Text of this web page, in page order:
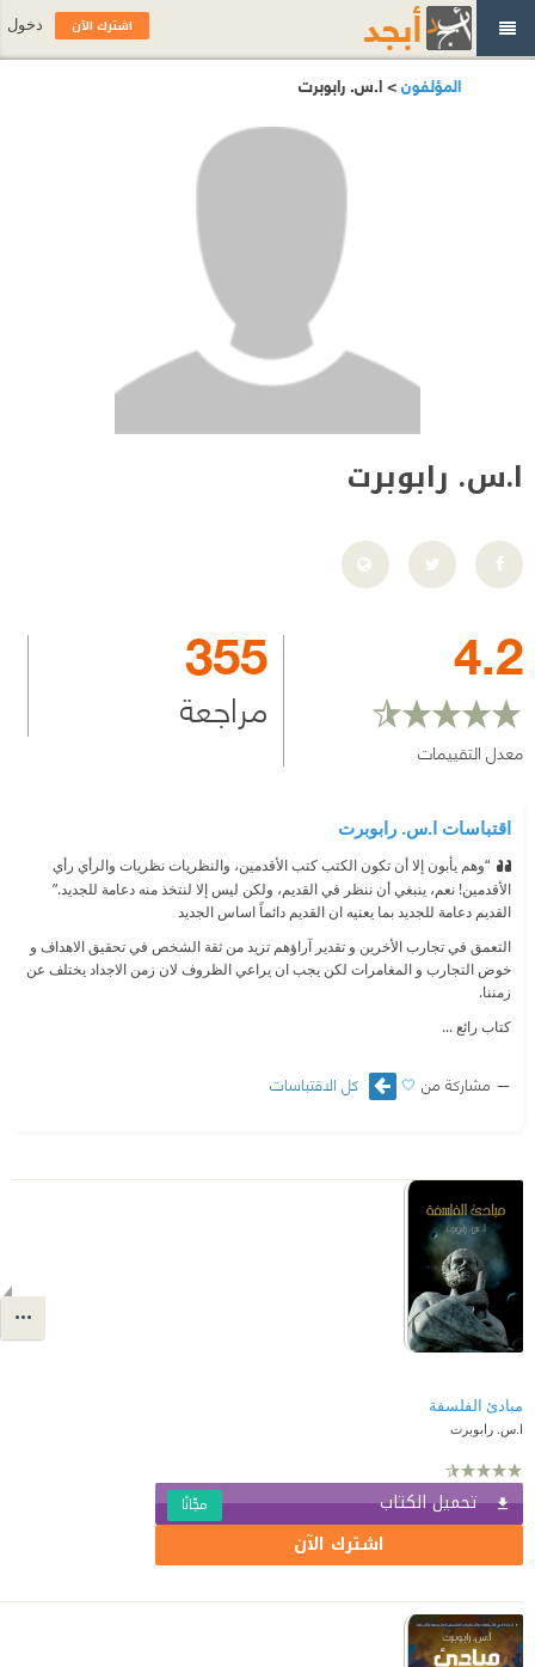
المؤلفون> ا.س. رابوبرت
ا.س. رابوبرت
4.2
معدل التقييمات
355
مراجعة
اقتباسات ا.س. رابوبرت
“وهم يأبون إلا أن تكون الكتب كتب الأقدمين، والنظريات نظريات والرأي رأي
الأقدمين! نعم، ينبغي أن ننظر في القديم، ولكن ليس إلا لنتخذ منه دعامة للجديد.”
القديم دعامة للجديد بما يعنيه ان القديم دائماً اساس الجديد
التعمق في تجارب الأخرين و تقدير آراؤهم تزيد من ثقة الشخص في تحقيق الاهداف و
خوض التجارب و المغامرات لكن يجب ان يراعي الظروف لان زمن الاجداد يختلف عن
زمننا.
كتاب رائع ...
مشاركة من 🤍 كل الاقتباسات
مبادئ الفلسفة
ا.س. رابوبرت
تحميل الكتاب مجّانًا
اشترك الآن
اشترك الآن دخول